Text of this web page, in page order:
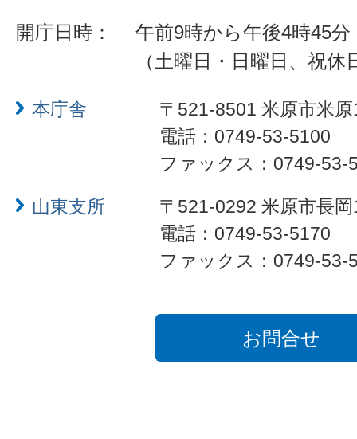
開庁日時：
午前9時から午後4時45分
（土曜日・日曜日、祝
本庁舎
〒521-8501 米原市米
電話：0749-53-5100
ファックス：0749-53-
山東支所
〒521-0292 米原市長
電話：0749-53-5170
ファックス：0749-53-
お問合せ